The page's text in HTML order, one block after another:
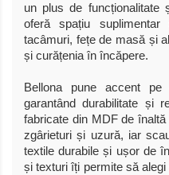
un plus de funcționalitate
oferă spațiu suplimentar
tacâmuri, fețe de masă și
și curățenia în încăpere.
Bellona pune accent pe
garantând durabilitate și
fabricate din MDF de
zgârieturi și uzură, iar
textile durabile și ușor de
și texturi îți permite să